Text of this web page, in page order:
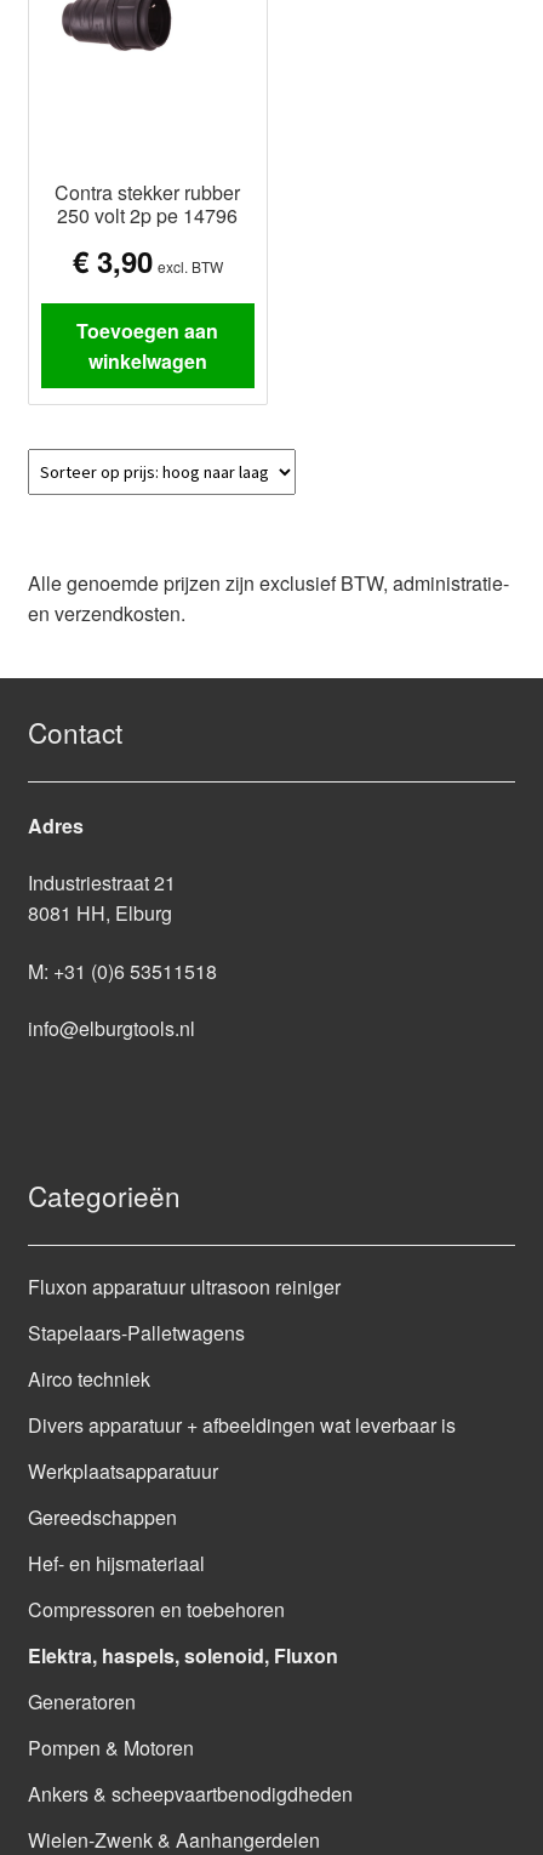
Contra stekker rubber
250 volt 2p pe 14796
€3,90 excl. BTW
Toevoegen aan
winkelwagen
Alle genoemde prijzen zijn exclusief BTW, administratie-
en verzendkosten.
Contact
Adres
Industriestraat 21
8081 HH, Elburg
M: +31 (0)6 53511518
info@elburgtools.nl
Categorieën
Fluxon apparatuur ultrasoon reiniger
Stapelaars-Palletwagens
Airco techniek
Divers apparatuur + afbeeldingen wat leverbaar is
Werkplaatsapparatuur
Gereedschappen
Hef- en hijsmateriaal
Compressoren en toebehoren
Elektra, haspels, solenoid, Fluxon
Generatoren
Pompen & Motoren
Ankers & scheepvaartbenodigdheden
Wielen-Zwenk & Aanhangerdelen